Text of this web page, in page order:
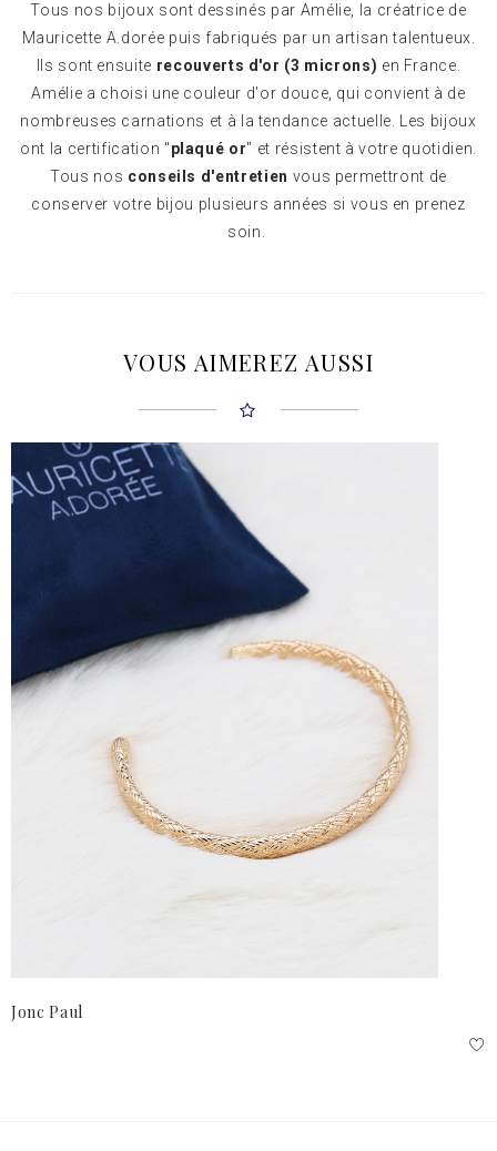
Tous nos bijoux sont dessinés par Amélie, la créatrice de
Mauricette A.dorée puis fabriqués par un artisan talentueux.
Ils sont ensuite recouverts d'or (3 microns) en France.
Amélie a choisi une couleur d'or douce, qui convient à de
nombreuses carnations et à la tendance actuelle. Les bijoux
ont la certification "plaqué or" et résistent à votre quotidien.
Tous nos conseils d'entretien vous permettront de
conserver votre bijou plusieurs années si vous en prenez
soin.
VOUS AIMEREZ AUSSI
Jonc Paul